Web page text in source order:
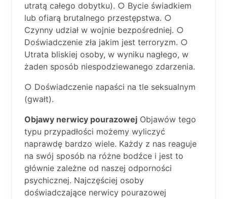
utratą całego dobytku). ○ Bycie świadkiem
lub ofiarą brutalnego przestępstwa. ○
Czynny udział w wojnie bezpośredniej. ○
Doświadczenie zła jakim jest terroryzm. ○
Utrata bliskiej osoby, w wyniku nagłego, w
żaden sposób niespodziewanego zdarzenia.
○ Doświadczenie napaści na tle seksualnym
(gwałt).
Objawy nerwicy pourazowej Objawów tego
typu przypadłości możemy wyliczyć
naprawdę bardzo wiele. Każdy z nas reaguje
na swój sposób na różne bodźce i jest to
głównie zależne od naszej odporności
psychicznej. Najczęściej osoby
doświadczające nerwicy pourazowej